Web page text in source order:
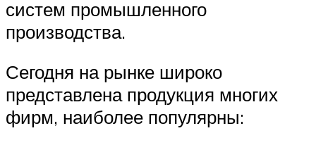
систем промышленного
производства.
Сегодня на рынке широко
представлена продукция многих
фирм, наиболее популярны: